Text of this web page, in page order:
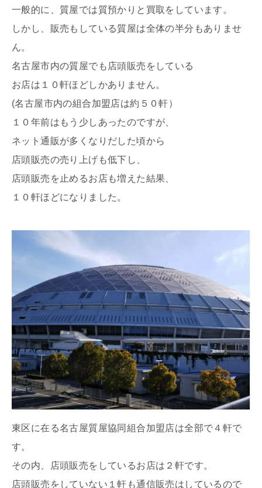
一般的に、質屋では質預かりと買取をしています。
しかし、販売もしている質屋は全体の半分もありませ
ん。
名古屋市内の質屋でも店頭販売をしている
お店は１０軒ほどしかありません。
(名古屋市内の組合加盟店は約５０軒）
１０年前はもう少しあったのですが、
ネット通販が多くなりだした頃から
店頭販売の売り上げも低下し、
店頭販売を止めるお店も増えた結果、
１０軒ほどになりました。
東区に在る名古屋質屋協同組合加盟店は全部で４軒で
す。
その内、店頭販売をしているお店は２軒です。
店頭販売をしていない１軒も通信販売はしているので